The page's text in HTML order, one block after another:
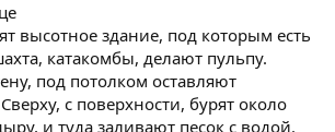
высотное здание, под которым есть
катакомбы, делают пульпу.
под потолком оставляют
с поверхности, бурят около
и туда заливают песок с водой.